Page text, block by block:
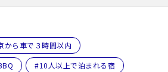
から車で３時間以内
#10人以上で泊まれる宿